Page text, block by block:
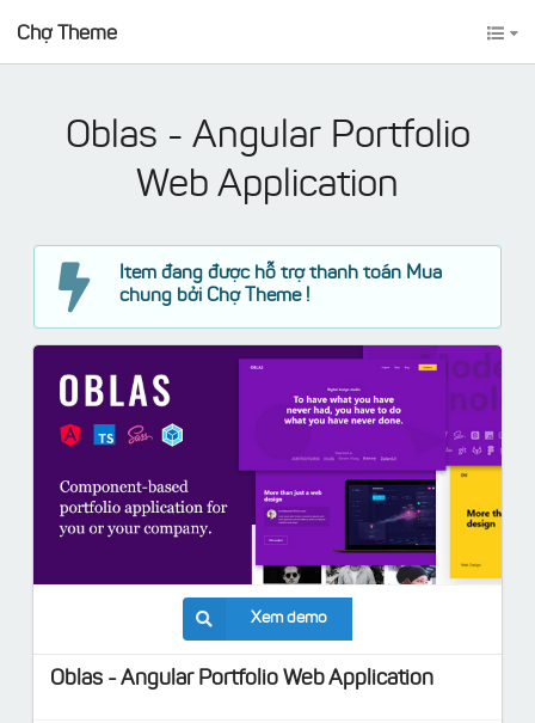
Chợ Theme
Oblas - Angular Portfolio
Web Application
Item đang được hỗ trợ thanh toán Mua
chung bởi Chợ Theme !
Xem demo
Oblas - Angular Portfolio Web Application